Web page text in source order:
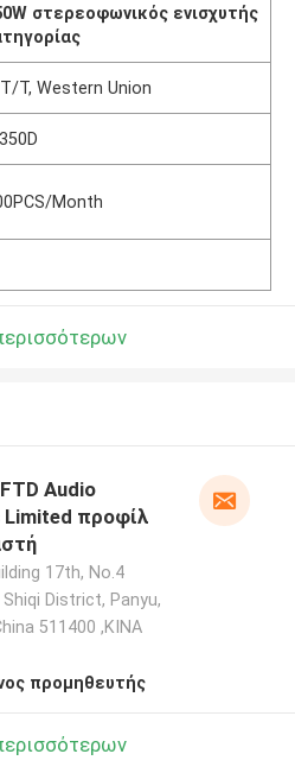
στερεοφωνικός ενισχυτής
T, Western Union
Month
Audio
προφίλ
17th, No.4
District, Panyu,
511400 ,ΚΙΝΑ
προμηθευτής